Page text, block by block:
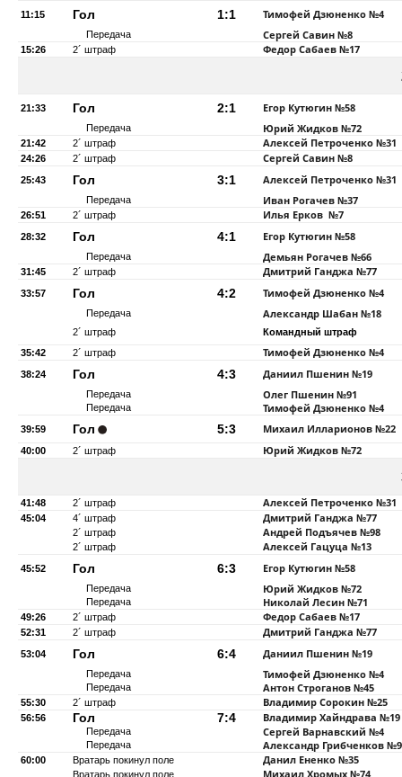
11:15 Гол 1:1 Тимофей Дзюненко №4
Передача Сергей Савин №8
15:26 2´ штраф Федор Сабаев №17
21:33 Гол 2:1 Егор Кутюгин №58
Передача Юрий Жидков №72
21:42 2´ штраф Алексей Петроченко №31
24:26 2´ штраф Сергей Савин №8
25:43 Гол 3:1 Алексей Петроченко №31
Передача Иван Рогачев №37
26:51 2´ штраф Илья Ерков №7
28:32 Гол 4:1 Егор Кутюгин №58
Передача Демьян Рогачев №66
31:45 2´ штраф Дмитрий Ганджа №77
33:57 Гол 4:2 Тимофей Дзюненко №4
Передача Александр Шабан №18
2´ штраф
Командный штраф
35:42
2´ штраф Тимофей Дзюненко №4
38:24 Гол 4:3 Даниил Пшенин №19
Передача Олег Пшенин №91
Передача Тимофей Дзюненко №4
39:59 Гол 5:3 Михаил Илларионов №22
40:00 2´ штраф Юрий Жидков №72
41:48 2´ штраф Алексей Петроченко №31
45:04 4´ штраф Дмитрий Ганджа №77
2´ штраф Андрей Подъячев №98
2´ штраф Алексей Гацуца №13
45:52 Гол 6:3 Егор Кутюгин №58
Передача Юрий Жидков №72
Передача Николай Лесин №71
49:26 2´ штраф Федор Сабаев №17
52:31 2´ штраф Дмитрий Ганджа №77
53:04 Гол 6:4 Даниил Пшенин №19
Передача Тимофей Дзюненко №4
Передача Антон Строганов №45
55:30 2´ штраф Владимир Сорокин №25
56:56 Гол 7:4 Владимир Хайндрава №19
Передача Сергей Варнавский №4
Передача Александр Грибченков
60:00 Вратарь покинул поле Данил Ененко №35
Вратарь покинул поле Михаил Хромых №74